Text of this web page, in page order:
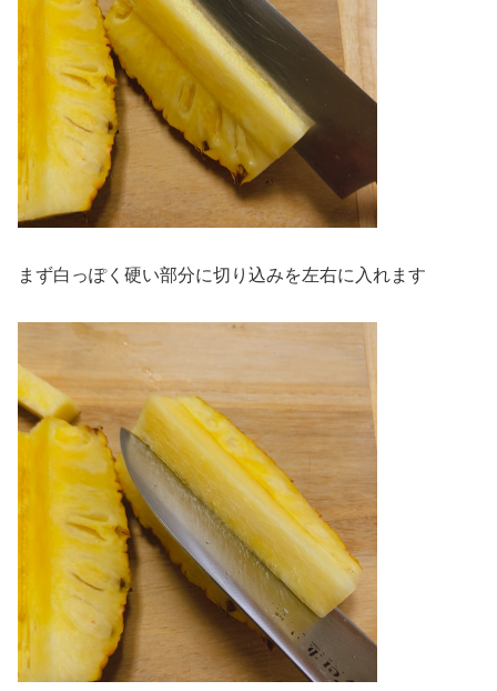
まず白っぽく硬い部分に切り込みを左右に入れます